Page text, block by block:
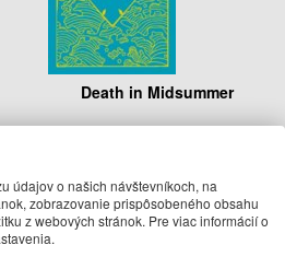
Death in Midsummer
Na sklade
údajov o našich návštevníkoch, na
zobrazovanie prispôsobeného obsahu
z webových stránok. Pre viac informácií o